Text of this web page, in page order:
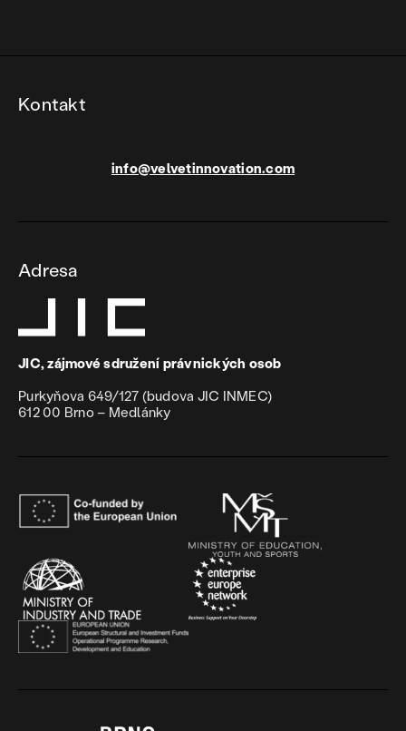
Kontakt
info@velvetinnovation.com
Adresa
JIC, zájmové sdružení právnických osob
Purkyňova 649/127 (budova JIC INMEC)
612 00 Brno – Medlánky